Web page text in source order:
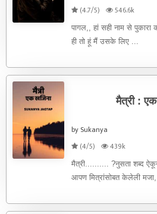
(4.7/5)
546.6k
पागल,, हां सही नाम से
ही तो हूं मैं उसके लिए ...
मैत्री :
by Sukanya
(4/5)
439k
मैत्री.......... ?नुसता शब्द
आपण मित्रांसोबत केलेली